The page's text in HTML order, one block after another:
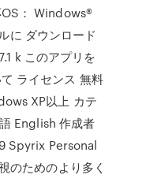
： Windows®
に ダウンロード
k このアプリを
ライセンス 無料
XP以上 カテ
English 作成者
Spyrix Personal
のためのより多く